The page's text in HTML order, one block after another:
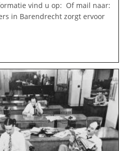
vind u op: Of mail naar:
in Barendrecht zorgt ervoor